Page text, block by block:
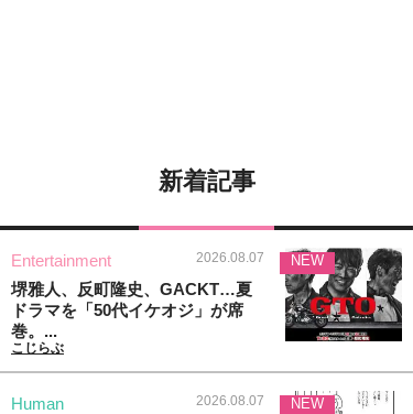
新着記事
Entertainment 2026.08.07
堺雅人、反町隆史、GACKT…夏
ドラマを「50代イケオジ」が席
巻。...
こじらぶ
NEW
Human 2026.08.07 NEW